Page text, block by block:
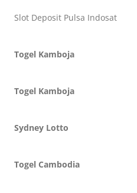
Slot Deposit Pulsa Indosat
Togel Kamboja
Togel Kamboja
Sydney Lotto
Togel Cambodia